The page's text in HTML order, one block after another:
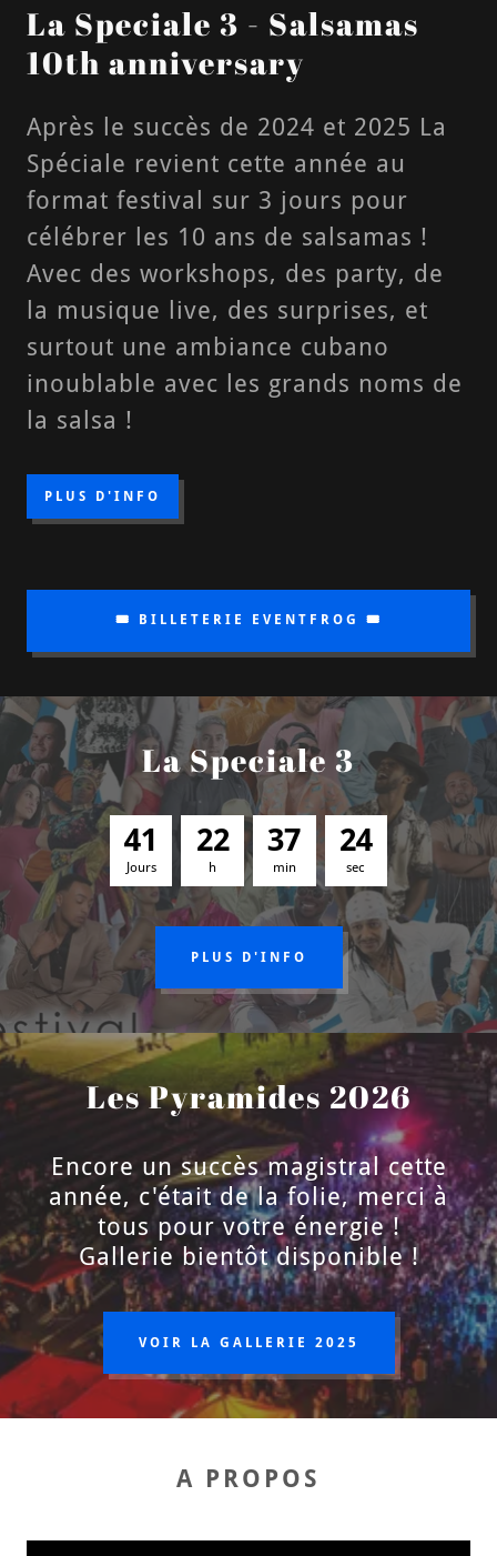
La Speciale 3 - Salsamas
10th anniversary
Après le succès de 2024 et 2025 La
Spéciale revient cette année au
format festival sur 3 jours pour
célébrer les 10 ans de salsamas !
Avec des workshops, des party, de
la musique live, des surprises, et
surtout une ambiance cubano
inoublable avec les grands noms de
la salsa !
PLUS D'INFO
🎟️ BILLETERIE EVENTFROG 🎟️
La Speciale 3
41
Jours
22
h
37
min
23
sec
PLUS D'INFO
Les Pyramides 2026
Encore un succès magistral cette
année, c'était de la folie, merci à
tous pour votre énergie !
Gallerie bientôt disponible !
VOIR LA GALLERIE 2025
A PROPOS